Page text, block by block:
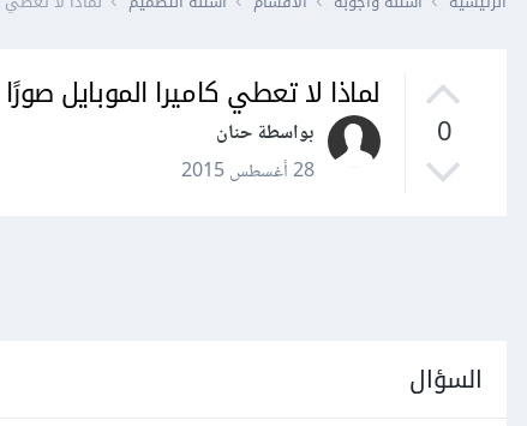
0
لماذا لا تعطي كاميرا الموبايل
بواسطة حنان
28 أغسطس 2015
السؤال